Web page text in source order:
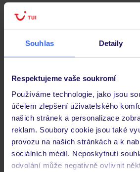
Souhlas Detaily
Respektujeme vaše soukromí
Používáme technologie, jako jsou
účelem zlepšení uživatelského
našich stránek a personalizace
reklam. Soubory cookie jsou také
provozu na našich stránkách a k
sociálních médií. Neposkytnutí
odvolání může negativně ovlivnit
Důležité informace
Často kladené otázky
Jaké doklady jsou potřebné při
Budeme ubytováni ihned po příjezdu do
Kam jít po přistání a vyzvednutí
Zobrazit další